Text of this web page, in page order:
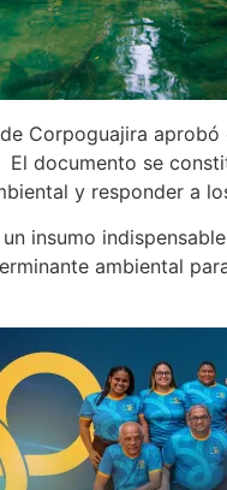
Corpoguajira aprobó
documento se
y responder a
insumo
ambiental